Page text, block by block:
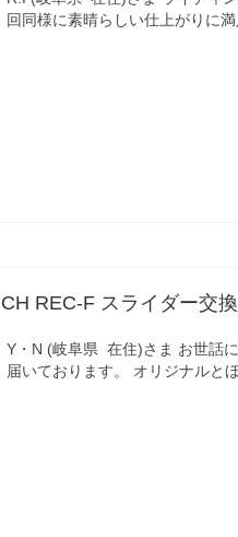
回同様に素晴らしい仕上がりに満
CH REC-F スライダー交換
Y・N (岐阜県 在住)さま お世話
届いております。 オリジナルと